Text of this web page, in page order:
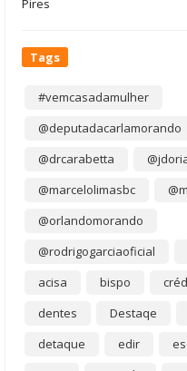
Pires
Tags
#vemcasadamulher
@deputadacarlamorando
@drcarabetta
@marcelolimasbc
@orlandomorando
@rodrigogarciaoficial
acisa
bispo
dentes
Destaqe
detaque
edir